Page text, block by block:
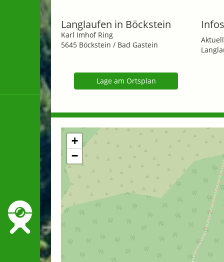
Langlaufen in Böckstein
Karl Imhof Ring
5645 Böckstein / Bad Gastein
Lage am Ortsplan
+
−